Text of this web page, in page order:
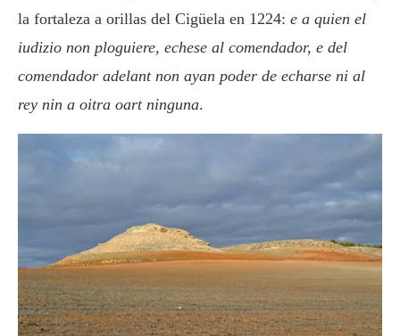
la fortaleza a orillas del Cigüela en 1224: e a quien el
iudizio non ploguiere, echese al comendador, e del
comendador adelant non ayan poder de echarse ni al
rey nin a oitra oart ninguna.